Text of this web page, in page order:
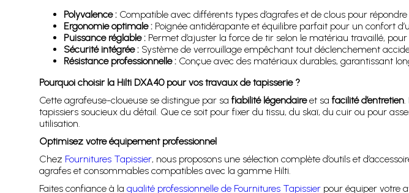
Polyvalence :Compatible avec différents types d’agrafes et de clous pour répondre
Ergonomie optimale :Poignée antidérapante et équilibre parfait pour un confort
Puissance réglable :Permet d’ajuster la force de tir selon le matériau travaillé,
Sécurité intégrée :Système de verrouillage empêchant tout déclenchement
Résistance professionnelle :Conçue avec des matériaux durables, garantissant
Pourquoi choisir la Hilti DXA40 pour vos travaux de tapisserie ?
Cette agrafeuse-cloueuse se distingue par sa fiabilité légendaireet sa facilité d’entretien.
tapissiers soucieux du détail. Que ce soit pour fixer du tissu, du skaï, du cuir ou pour
utilisation.
Optimisez votre équipement professionnel
Chez Fournitures Tapissier, nous proposons une sélection complète d’outils et
agrafes et consommables compatibles avec la gamme Hilti.
Faites confiance à la qualité professionnelle de Fournitures Tapissierpour équiper votre